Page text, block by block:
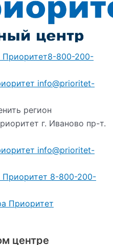
8-800-200-
info@prioritet-
г. Иваново пр-т.
info@prioritet-
8-800-200-
центре